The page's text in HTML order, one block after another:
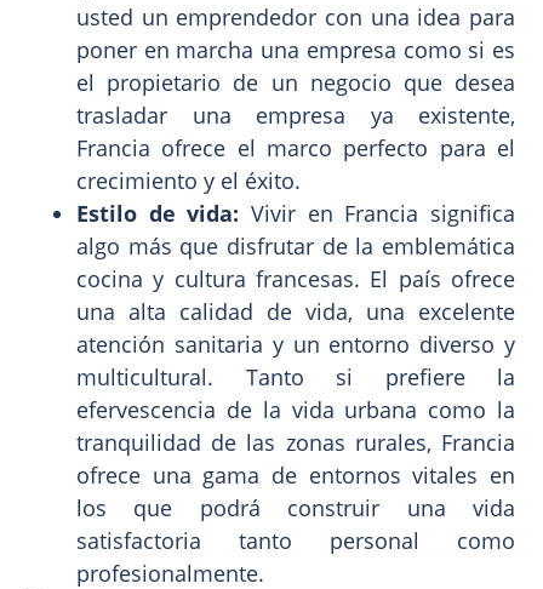
usted un emprendedor con una idea para
poner en marcha una empresa como si es
el propietario de un negocio que desea
trasladar una empresa ya existente,
Francia ofrece el marco perfecto para el
crecimiento y el éxito.
Estilo de vida: Vivir en Francia significa
algo más que disfrutar de la emblemática
cocina y cultura francesas. El país ofrece
una alta calidad de vida, una excelente
atención sanitaria y un entorno diverso y
multicultural. Tanto si prefiere la
efervescencia de la vida urbana como la
tranquilidad de las zonas rurales, Francia
ofrece una gama de entornos vitales en
los que podrá construir una vida
satisfactoria tanto personal como
profesionalmente.